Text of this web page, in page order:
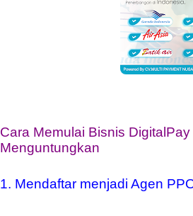
Cara Memulai Bisnis
Menguntungkan
1. Mendaftar menjadi Agen